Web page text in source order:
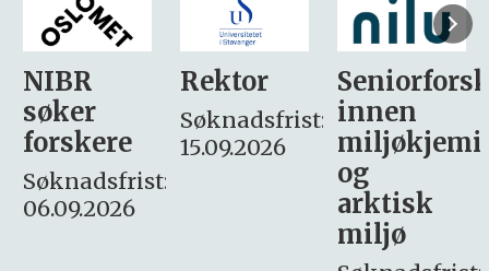
Rektor
Søknadsfrist:
15.09.2026
Seniorforsker
innen
miljøkjemi
søker
– fast
Søknadsfrist:
16. august.